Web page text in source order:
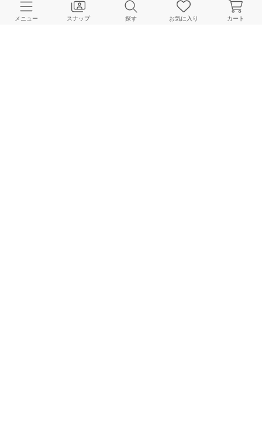
メニュー スナップ 探す お気に入り カート